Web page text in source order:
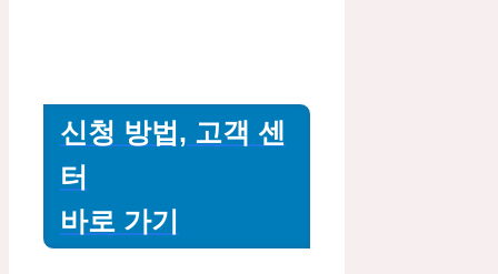
신청 방법, 고객 센
터
바로 가기